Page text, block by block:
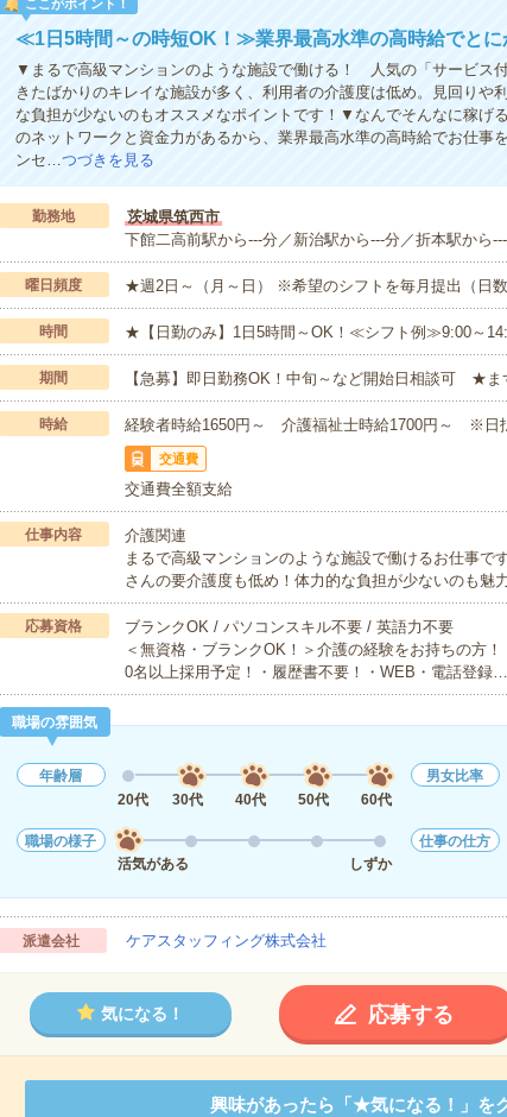
ここがポイント！
≪1日5時間～の時短OK！≫業界最高水準の高時給でとに
▼まるで高級マンションのような施設で働ける！ 人気の「サービス
きたばかりのキレイな施設が多く、利用者の介護度は低め。見回りや
な負担が少ないのもオススメなポイントです！▼なんでそんなに稼
のネットワークと資金力があるから、業界最高水準の高時給でお仕事
ンセ…つづきを見る
勤務地
茨城県筑西市
下館二高前駅から---分／新治駅から---分／折本駅から
曜日頻度 ★週2日～（月～日） ※希望のシフトを毎月提出（日数
時間 ★【日勤のみ】1日5時間～OK！≪シフト例≫9:00～
期間 【急募】即日勤務OK！中旬～など開始日相談可 ★ま
時給 経験者時給1650円～ 介護福祉士時給1700円～ ※日
交通費
交通費全額支給
仕事内容
介護関連
まるで高級マンションのような施設で働けるお仕事で
さんの要介護度も低め！体力的な負担が少ないのも魅
応募資格
ブランクOK / パソコンスキル不要 / 英語力不要
＜無資格・ブランクOK！＞介護の経験をお持ちの方
0名以上採用予定！・履歴書不要！・WEB・電話登録…
職場の雰囲気
年齢層
20代
30代 40代 50代 60代
男女比率
職場の様子
活気がある
しずか
仕事の仕方
派遣会社 ケアスタッフィング株式会社
気になる！ 応募する
興味があったら「★気になる！」を